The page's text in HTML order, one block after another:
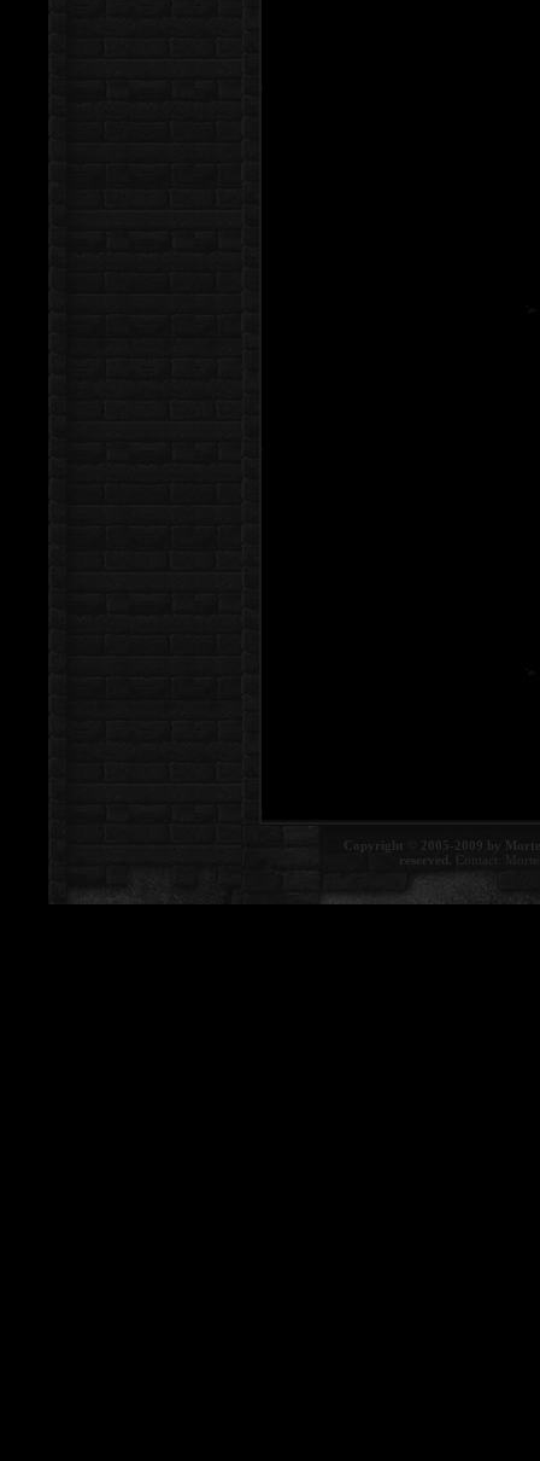
Copyright © 2005-2009 by
reserved. Contact: